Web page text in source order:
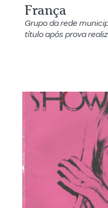
França
Grupo da rede
título após prova